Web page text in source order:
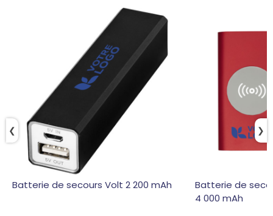
Batterie de secours Volt 2 200 mAh
Batterie de
4 000 mAh
❯
❮